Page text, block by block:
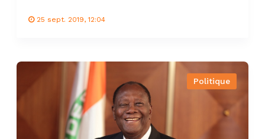
25 sept. 2019, 12:04
Politique